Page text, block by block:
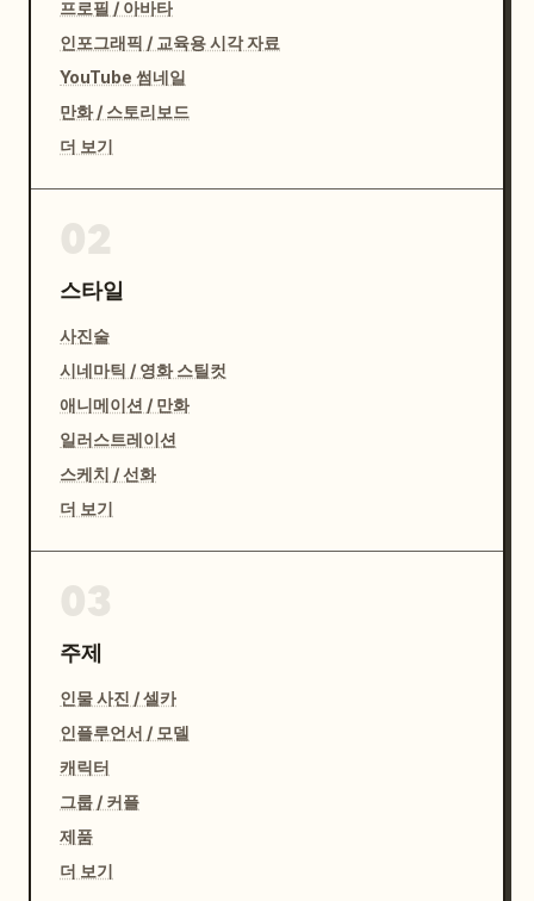
프로필 / 아바타
인포그래픽 / 교육용 시각 자료
YouTube 썸네일
만화 / 스토리보드
더 보기
스타일
사진술
시네마틱 / 영화 스틸컷
애니메이션 / 만화
일러스트레이션
스케치 / 선화
더 보기
주제
인물 사진 / 셀카
인플루언서 / 모델
캐릭터
그룹 / 커플
제품
더 보기